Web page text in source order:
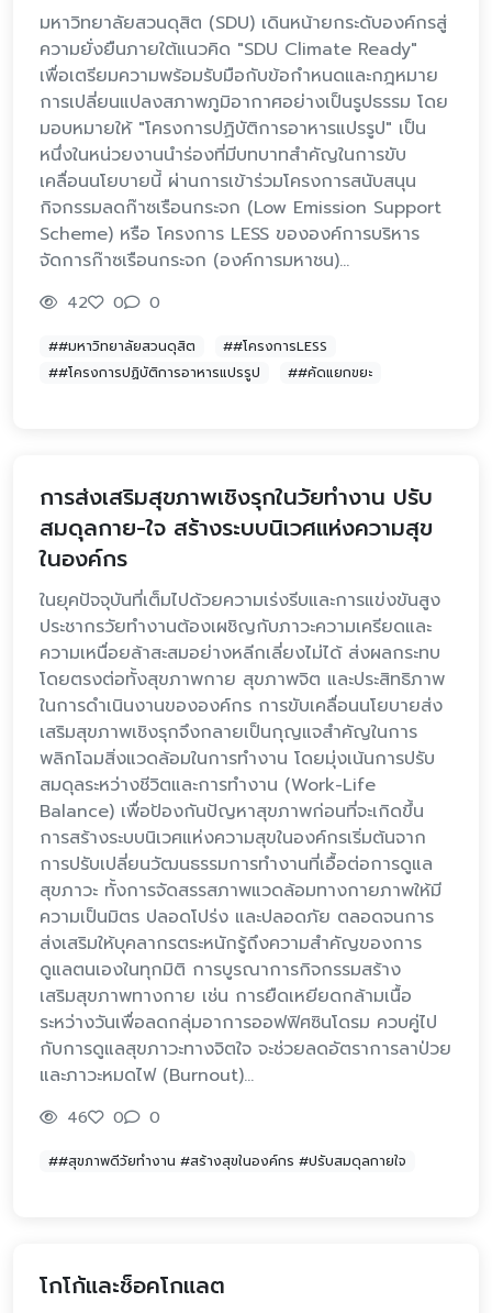
มหาวิทยาลัยสวนดุสิต (SDU) เดินหน้ายกระดับองค์กรสู่
ความยั่งยืนภายใต้แนวคิด "SDU Climate Ready"
เพื่อเตรียมความพร้อมรับมือกับข้อกำหนดและกฎหมาย
การเปลี่ยนแปลงสภาพภูมิอากาศอย่างเป็นรูปธรรม โดย
มอบหมายให้ "โครงการปฏิบัติการอาหารแปรรูป" เป็น
หนึ่งในหน่วยงานนำร่องที่มีบทบาทสำคัญในการขับ
เคลื่อนนโยบายนี้ ผ่านการเข้าร่วมโครงการสนับสนุน
กิจกรรมลดก๊าซเรือนกระจก (Low Emission Support
Scheme) หรือ โครงการ LESS ขององค์การบริหาร
จัดการก๊าซเรือนกระจก (องค์การมหาชน)…
42 0 0
##มหาวิทยาลัยสวนดุสิต
##โครงการLESS
##โครงการปฏิบัติการอาหารแปรรูป
##คัดแยกขยะ
การส่งเสริมสุขภาพเชิงรุกในวัยทำงาน ปรับ
สมดุลกาย-ใจ สร้างระบบนิเวศแห่งความสุข
ในองค์กร
ในยุคปัจจุบันที่เต็มไปด้วยความเร่งรีบและการแข่งขันสูง
ประชากรวัยทำงานต้องเผชิญกับภาวะความเครียดและ
ความเหนื่อยล้าสะสมอย่างหลีกเลี่ยงไม่ได้ ส่งผลกระทบ
โดยตรงต่อทั้งสุขภาพกาย สุขภาพจิต และประสิทธิภาพ
ในการดำเนินงานขององค์กร การขับเคลื่อนนโยบายส่ง
เสริมสุขภาพเชิงรุกจึงกลายเป็นกุญแจสำคัญในการ
พลิกโฉมสิ่งแวดล้อมในการทำงาน โดยมุ่งเน้นการปรับ
สมดุลระหว่างชีวิตและการทำงาน (Work-Life
Balance) เพื่อป้องกันปัญหาสุขภาพก่อนที่จะเกิดขึ้น
การสร้างระบบนิเวศแห่งความสุขในองค์กรเริ่มต้นจาก
การปรับเปลี่ยนวัฒนธรรมการทำงานที่เอื้อต่อการดูแล
สุขภาวะ ทั้งการจัดสรรสภาพแวดล้อมทางกายภาพให้มี
ความเป็นมิตร ปลอดโปร่ง และปลอดภัย ตลอดจนการ
ส่งเสริมให้บุคลากรตระหนักรู้ถึงความสำคัญของการ
ดูแลตนเองในทุกมิติ การบูรณาการกิจกรรมสร้าง
เสริมสุขภาพทางกาย เช่น การยืดเหยียดกล้ามเนื้อ
ระหว่างวันเพื่อลดกลุ่มอาการออฟฟิศซินโดรม ควบคู่ไป
กับการดูแลสุขภาวะทางจิตใจ จะช่วยลดอัตราการลาป่วย
และภาวะหมดไฟ (Burnout)…
46 0 0
##สุขภาพดีวัยทำงาน #สร้างสุขในองค์กร #ปรับสมดุลกายใจ
โกโก้และช็อคโกแลต